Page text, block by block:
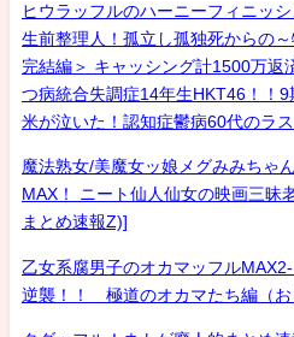
ヒウラッフルのハーニーフィニッ
生前整理人！孤立し孤独死からの
完結編＞ キャッシング計1500万返
つ病統合失調症14年生HKT46！！
米が泣いた！認知症鬱病60代のラ
魔法熟女/美魔女ッ娘メグみみちゃ
MAX！ ニート仙人仙女の映画三昧
まとめ速報Z)]
乙女系腐男子のオカマッフル
逆襲！！ 極道のオカマたち編（お